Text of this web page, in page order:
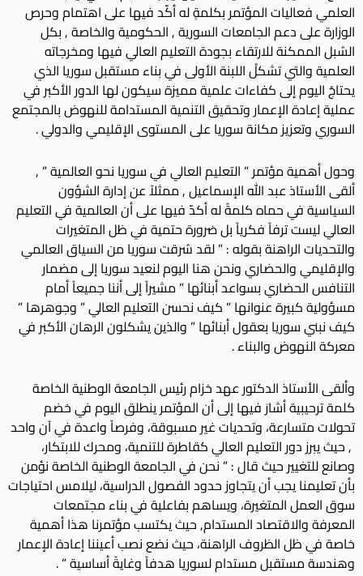
العلمي فعاليات المؤتمر بكلمةٍ له أكّد فيها على اهتمام وحرص
الوزارة على دعم الجامعات السورية , الحكومية والخاصة , بكل
السُبل الممكنة للارتقاء بجودة التعليم العالي فيها ومخرجاته
العلمية والتي تشكلُ اللبنة الأولى في بناء مستقبل سوريا الذي
يحتاجُ اليوم إلى كفاءات علمية مميزة سيكون لها الدور الأكبر في
عملية إعادة الإعمار وتحقيق التنمية المستدامة للنهوض بالمجتمع
السوري وتعزيز مكانة سوريا على المستوى الإقليمي والدولي .
وحول أهمية مؤتمر ” التعليم العالي في سوريا نحو العالمية ” ,
ألقى الأستاذ عبد الله الإسماعيل , ممثلاً عن إدارة الشؤون
السياسية في حماه كلمةً له أكدّ فيها على أن العالمية في التعليم
العالي ليست ترفاً فكرياً بل ضرورة حتمية في ظل المتغيرات
والتحديات الراهنة بقوله : ” لقد سُرقت سوريا من السياق العالمي
والإقليمي والحضاري ونحن هنا اليوم لنعيد سوريا إلى مضمار
التنافس الحضاري بسواعد أبنائها ” مشيراً إلى أننا جميعاً أمام
مسؤولية كبيرة عنوانها ” كيف نحسن التعليم العالي ” وجوهرها ”
كيف نبني سوريا بعقول أبنائها ” والذين يشكلون الرهان الأكبر في
معركة النهوض والبناء .
وألقى الأستاذ الدكتور عهد خزام رئيس الجامعة الوطنية الخاصة
كلمة ترحيبية أشارَ فيها إلى أن المؤتمر ينطلق اليوم في خضم
تحولات متسارعة، وتحديات غير مسبوقة، وفرصاً واعدة في آن واحد
, حيث يبرز دور التعليم العالي كقاطرة للتنمية، ومحرك للابتكار،
وصانع للتغيير حيث قال : ” نحن في الجامعة الوطنية الخاصة نؤمن
بأن تعليمنا يجب أن يتجاوز حدود الفصول الدراسية، ليلامس احتياجات
سوق العمل المتغيرة، ويساهم بفاعلية في بناء مجتمعات
المعرفة والاقتصاد المستدام, حيث يكتسب مؤتمرنا هذا أهمية
خاصة في ظل الظروف الراهنة، حيث نضع نصب أعيننا إعادة الإعمار
وهندسة مستقبل مستدام لسوريا هدفاً وغايةً أساسية ” .